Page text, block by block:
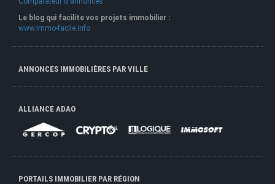
Le blog qui facilite vos projets immobilier :
www.immo-facile.info
ANNONCES IMMOBILIÈRES PAR VILLE
ALLIANCE ADAO
PORTAILS IMMOBILIER PAR RÉGION